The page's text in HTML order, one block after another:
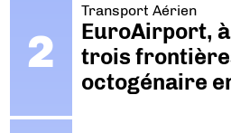
Transport Aérien
EuroAirport,
trois
octogénaire